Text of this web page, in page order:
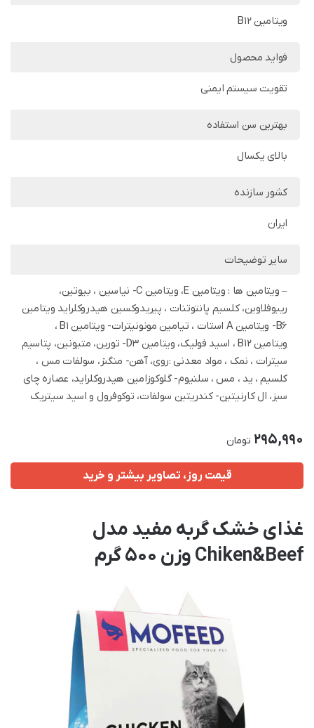
ویتامین B12
فواید محصول
تقویت سیستم ایمنی
بهترین سن استفاده
بالای یکسال
کشور سازنده
ایران
سایر توضیحات
– ویتامین ها : ویتامین E، ویتامین C- نیاسین ، بیوتین،
ریبوفلاوین، کلسیم پانتوتنات ، پیریدوکسین هیدروکلراید ویتامین
B6- ویتامین A استات ، تیامین مونونیترات- ویتامین B1 ،
ویتامین B12 ، اسید فولیک، ویتامین D3- تورین، متیونین، پتاسیم
سیترات ، نمک ، مواد معدنی :روی، آهن- منگنز، سولفات مس ،
کلسیم ، ید ، مس ، سلنیوم- گلوکوزامین هیدروکلراید، عصاره چای
سبز، ال کارنیتین- کندریتین سولفات، توکوفرول و اسید سیتریک
295,990 تومان
قیمت روز، تصاویر بیشتر و خرید
غذای خشک گربه مفید مدل
Chiken&Beef وزن 500 گرم